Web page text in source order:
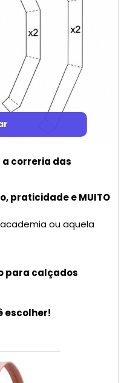
correria das
praticidade e MUITO
ou aquela
para calçados
escolher!